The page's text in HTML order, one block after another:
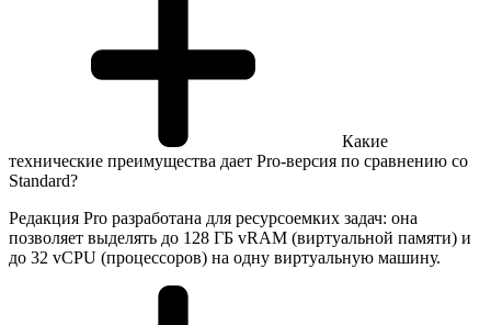
Какие
технические преимущества дает Pro-версия по сравнению со
Standard?
Редакция Pro разработана для ресурсоемких задач: она
позволяет выделять до 128 ГБ vRAM (виртуальной памяти) и
до 32 vCPU (процессоров) на одну виртуальную машину.